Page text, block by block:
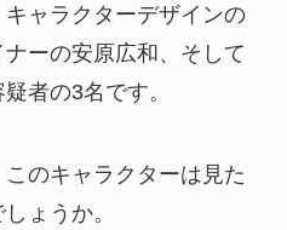
ャラクターデザインの
ーの安原広和、そして
者の3名です。
のキャラクターは見た
ょうか。